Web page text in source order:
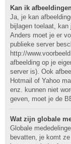
Kan ik
Ja, je kan
bijlagen toelaat,
Anders moet je er
publieke server
http://
afbeelding op je
server is). Ook
Hotmail of Yahoo
enz. kunnen niet
geven, moet je de
Wat zijn globale
Globale
bevatten, je komt